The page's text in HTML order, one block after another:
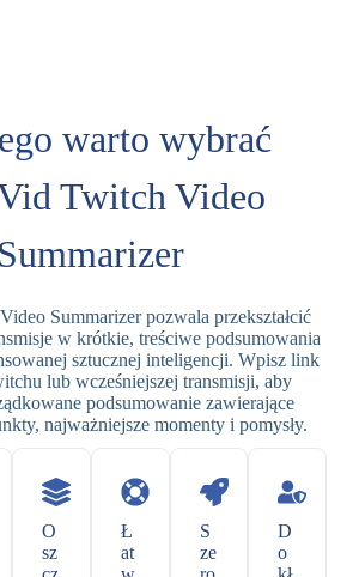
warto wybrać
Twitch Video
Summarizer
Summarizer pozwala przekształcić
w krótkie, treściwe podsumowania
sztucznej inteligencji. Wpisz link
lub wcześniejszej transmisji, aby
podsumowanie zawierające
najważniejsze momenty i pomysły.
O
sz
Ł
at
S
ze
D
o